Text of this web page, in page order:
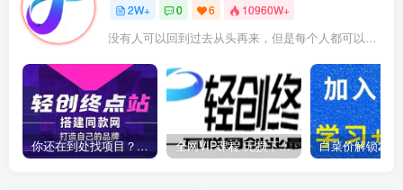
2W+ 0 6 10960W+
没有人可以回到过去从头再来，但是每个人都可以从今天开始，创造一个全新的结局
你还在到处找项目？还在当韭菜？我靠卖项目一个月收入5万+，曾经我也是个失败者。 全网VIP课程 无损下载~